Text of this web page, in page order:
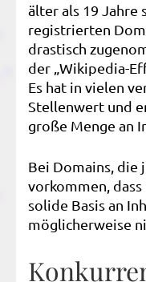
älter als 19 Jahre
registrierten
drastisch
der „Wikipedia-
Es hat in vielen
Stellenwert und
große Menge an
Bei Domains, die
vorkommen,
solide Basis an
möglicherweise